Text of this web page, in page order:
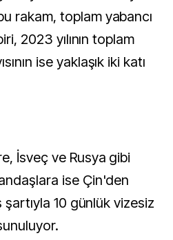
rakam, toplam yabancı
2023 yılının toplam
ise yaklaşık iki katı
İsveç ve Rusya gibi
ise Çin'den
10 günlük vizesiz